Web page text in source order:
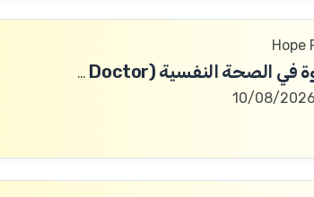
طبيب رأب الفجوة في الصحة النفسية (mhGAP Doctor)